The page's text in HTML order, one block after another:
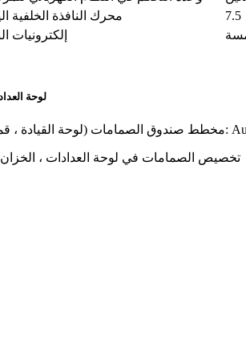
محرك النافذة الخلفية
7.5
إلكترونيات
لوحة
تخصيص الصمامات في لوحة العدادات ، الخزان الأيمن